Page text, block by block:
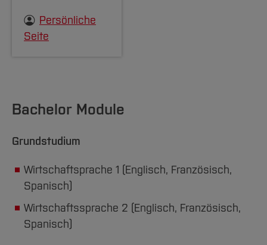
Persönliche
Seite
Bachelor Module
Grundstudium
Wirtschaftsprache 1 (Englisch, Französisch,
Spanisch)
Wirtschaftssprache 2 (Englisch, Französisch,
Spanisch)